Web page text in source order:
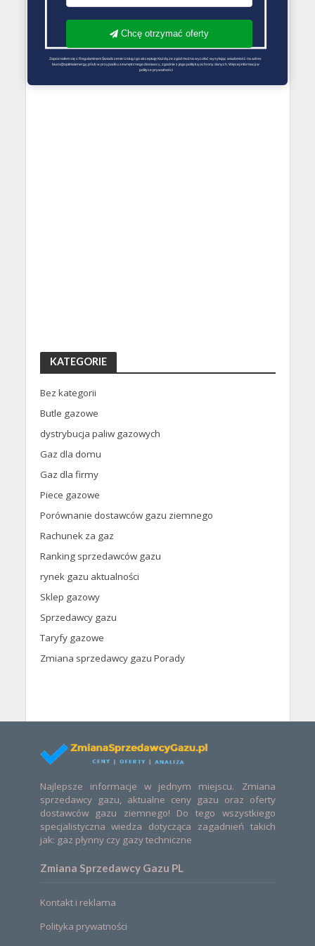
KATEGORIE
Bez kategorii
Butle gazowe
dystrybucja paliw gazowych
Gaz dla domu
Gaz dla firmy
Piece gazowe
Porównanie dostawców gazu ziemnego
Rachunek za gaz
Ranking sprzedawców gazu
rynek gazu aktualności
Sklep gazowy
Sprzedawcy gazu
Taryfy gazowe
Zmiana sprzedawcy gazu Porady
Najlepsze informacje w jednym miejscu. Zmiana
sprzedawcy gazu, aktualne ceny gazu oraz oferty
dostawców gazu ziemnego! Do tego wszystkiego
specjalistyczna wiedza dotycząca zagadnień takich
jak: gaz płynny czy gazy techniczne
Zmiana Sprzedawcy Gazu PL
Kontakt i reklama
Polityka prywatności
Chcę otrzymać oferty
Zapoznałem się z Regulaminem Świadczenie Usług i go akceptuję Każdą ze zgód można wycofać wysyłając wiadomość na adres
biuro@optimalenergy.pl lub w przypadku zewnętrznego dostawcy, zgodnie z jego polityką ochrony danych. Więcej informacji w
polityce prywatności